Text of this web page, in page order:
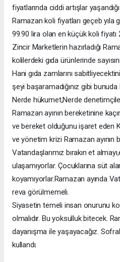
fiyatlarında ciddi artışlar
Ramazan koli fiyatları geçeb yıla
99.90 lira olan en küçük koli fiyatı
Zincir Marketlerin hazırladığı
kolilerdeki gıda ürünlerinde
Hani gıda zamlarını
şeyi başaramadığınız gibi
Nerde hükumet,Nerde
Ramazan ayının bereketinine
ve bereket olduğunu işaret eden
ve yönetim krizi Ramazan ayının
Vatandaşlarımız bırakın et
ulaşamıyorlar. Çocuklarına süt
koyamıyorlar.Ramazan ayında
reva görülmemeli.
Siyasetin temeli insan onurunu
olmalıdır. Bu yoksulluk bitecek.
dayanışma ile yaşayacağız.
kullandı.